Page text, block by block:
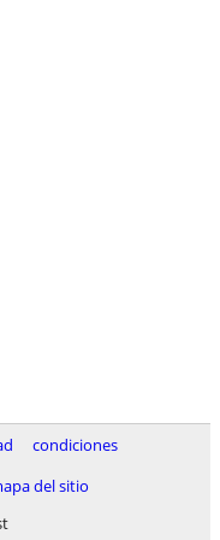
condiciones
del sitio